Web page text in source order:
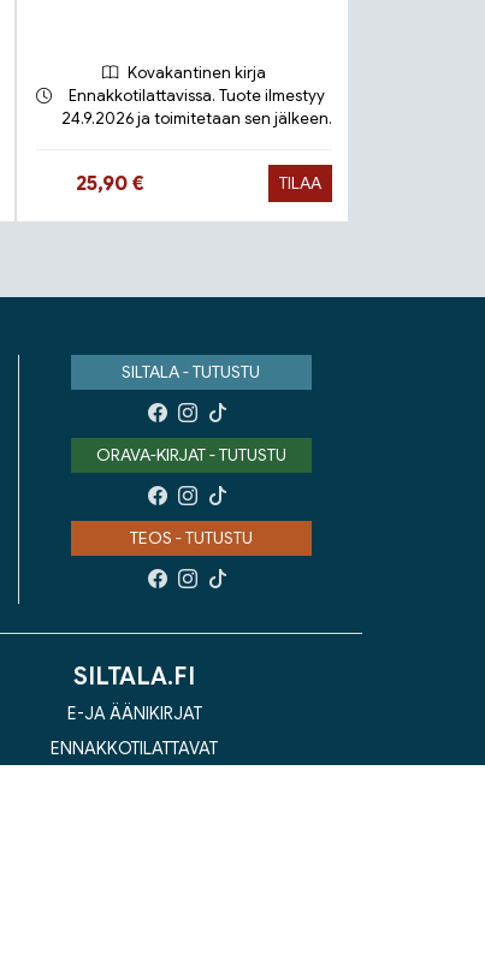
Kovakantinen kirja
Ennakkotilattavissa. Tuote ilmestyy
24.9.2026 ja toimitetaan sen jälkeen.
Hinta nyt
25,90 € TILAA
SILTALA - TUTUSTU
ORAVA-KIRJAT - TUTUSTU
TEOS - TUTUSTU
SILTALA.FI
E-JA ÄÄNIKIRJAT
ENNAKKOTILATTAVAT